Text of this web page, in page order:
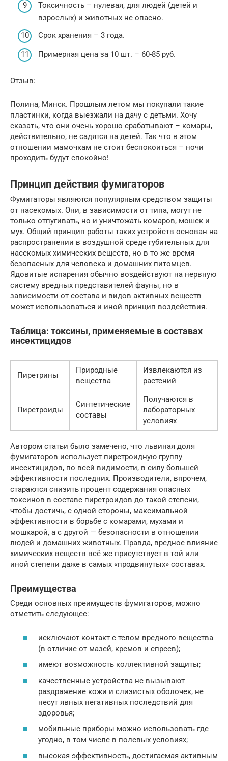
Токсичность – нулевая, для людей (детей и
взрослых) и животных не опасно.
Срок хранения – 3 года.
Примерная цена за 10 шт. – 60-85 руб.
Отзыв:
Полина, Минск. Прошлым летом мы покупали такие
пластинки, когда выезжали на дачу с детьми. Хочу
сказать, что они очень хорошо срабатывают – комары,
действительно, не садятся на детей. Так что в этом
отношении мамочкам не стоит беспокоиться – ночи
проходить будут спокойно!
Принцип действия фумигаторов
Фумигаторы являются популярным средством защиты
от насекомых. Они, в зависимости от типа, могут не
только отпугивать, но и уничтожать комаров, мошек и
мух. Общий принцип работы таких устройств основан на
распространении в воздушной среде губительных для
насекомых химических веществ, но в то же время
безопасных для человека и домашних питомцев.
Ядовитые испарения обычно воздействуют на нервную
систему вредных представителей фауны, но в
зависимости от состава и видов активных веществ
может использоваться и иной принцип воздействия.
Таблица: токсины, применяемые в составах
инсектицидов
Пиретрины
Природные
вещества
Извлекаются из
растений
Пиретроиды
Синтетические
составы
Получаются в
лабораторных
условиях
Автором статьи было замечено, что львиная доля
фумигаторов использует пиретроидную группу
инсектицидов, по всей видимости, в силу большей
эффективности последних. Производители, впрочем,
стараются снизить процент содержания опасных
токсинов в составе пиретроидов до такой степени,
чтобы достичь, с одной стороны, максимальной
эффективности в борьбе с комарами, мухами и
мошкарой, а с другой — безопасности в отношении
людей и домашних животных. Правда, вредное влияние
химических веществ всё же присутствует в той или
иной степени даже в самых «продвинутых» составах.
Преимущества
Среди основных преимуществ фумигаторов, можно
отметить следующее:
исключают контакт с телом вредного вещества
(в отличие от мазей, кремов и спреев);
имеют возможность коллективной защиты;
качественные устройства не вызывают
раздражение кожи и слизистых оболочек, не
несут явных негативных последствий для
здоровья;
мобильные приборы можно использовать где
угодно, в том числе в полевых условиях;
высокая эффективность, достигаемая активным